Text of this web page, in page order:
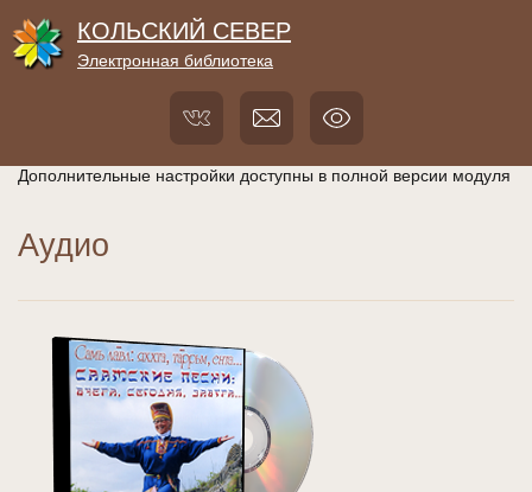
КОЛЬСКИЙ СЕВЕР
Электронная библиотека
Дополнительные настройки доступны в полной версии модуля
Аудио